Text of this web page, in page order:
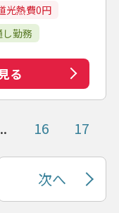
光熱費0円
し勤務
る
16 17
次へ